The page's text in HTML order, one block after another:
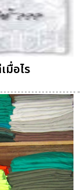
มื่อไร